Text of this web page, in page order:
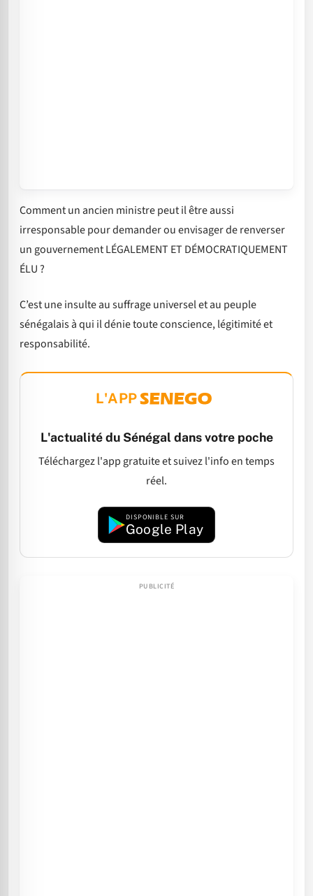
Comment un ancien ministre peut il être aussi
irresponsable pour demander ou envisager de renverser
un gouvernement LÉGALEMENT ET DÉMOCRATIQUEMENT
ÉLU ?
C’est une insulte au suffrage universel et au peuple
sénégalais à qui il dénie toute conscience, légitimité et
responsabilité.
L'APP
L'actualité du Sénégal dans votre poche
Téléchargez l'app gratuite et suivez l'info en temps
réel.
DISPONIBLE SUR
Google Play